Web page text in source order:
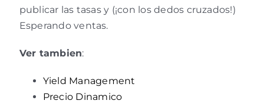
publicar las tasas y (¡con los dedos cruzados!)
Esperando ventas.
Ver tambien:
Yield Management
Precio Dinamico